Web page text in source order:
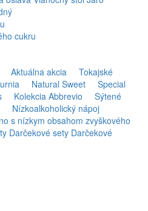
cukru
Aktuálna akcia
Tokajské
Natural Sweet
Special
Kolekcia Abbrevio
Sýtené
Nízkoalkoholický nápoj
s nízkym obsahom zvyškového
Darčekové sety Darčekové